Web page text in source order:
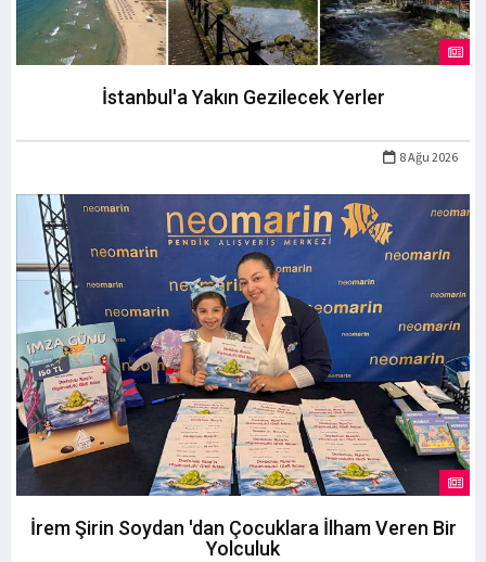
İstanbul'a Yakın Gezilecek Yerler
8 Ağu 2026
İrem Şirin Soydan 'dan Çocuklara İlham Veren Bir
Yolculuk